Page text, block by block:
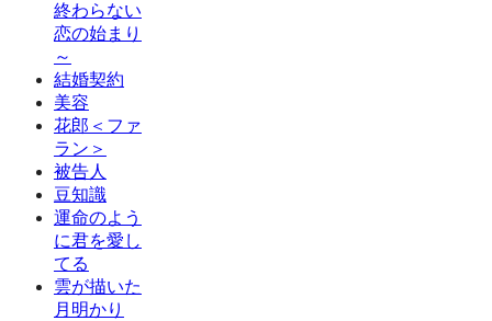
終わらない
恋の始まり
～
結婚契約
美容
花郎＜ファ
ラン＞
被告人
豆知識
運命のよう
に君を愛し
てる
雲が描いた
月明かり